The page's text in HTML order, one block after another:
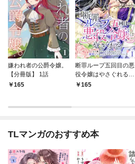
嫌われ者の公爵令嬢。
【分冊版】 1話
165
断罪ループ五回目の悪
役令嬢はやさぐれる～
もう勝手にしてとは言
165
TLマンガのおすすめ本